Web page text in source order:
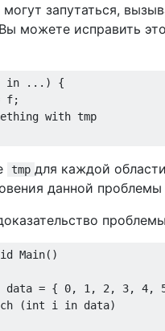
могут запутаться,
можете исправить
in ...) {
f;
with tmp
tmp для каждой
данной проблемы
Main( )
data = { 0, 1 , 2 , 3, 4,
(int i in data)